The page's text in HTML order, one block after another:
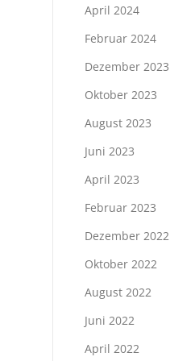
April 2024
Februar 2024
Dezember 2023
Oktober 2023
August 2023
Juni 2023
April 2023
Februar 2023
Dezember 2022
Oktober 2022
August 2022
Juni 2022
April 2022